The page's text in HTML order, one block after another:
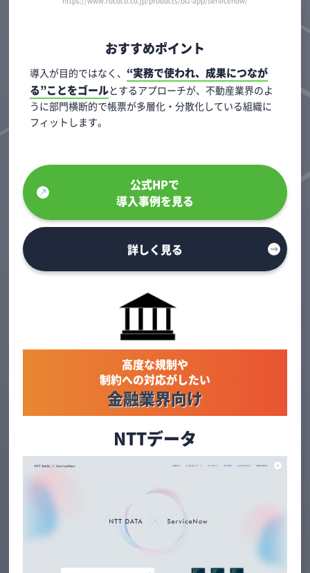
おすすめポイント
導入が目的ではなく、 “実務で使われ、成果につなが
る”ことをゴールとするアプローチが、不動産業界のよ
うに部門横断的で帳票が多層化・分散化している組織に
フィットします。
公式HPで
導入事例を見る
詳しく見る
高度な規制や
制約への対応がしたい
金融業界向け
NTTデータ